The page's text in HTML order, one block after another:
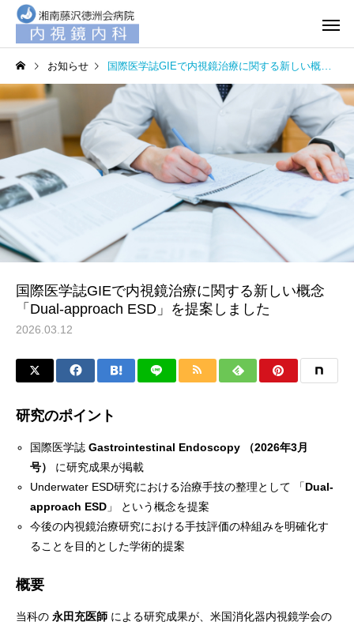
お知らせ 国際医学誌GIEで内視鏡治療に関する新しい概念「Dual-approach ESD」を提案しました
国際医学誌GIEで内視鏡治療に関する新しい概念
「Dual-approach ESD」を提案しました
2026.03.12
研究のポイント
国際医学誌Gastrointestinal Endoscopy （2026年3月
号）
に研究成果が掲載
Underwater ESD研究における治療手技の整理として 「Dual-
approach ESD 」 という概念を提案
今後の内視鏡治療研究における手技評価の枠組みを明確化す
ることを目的とした学術的提案
概要
当科の 永田充医師 による研究成果が、米国消化器内視鏡学会の